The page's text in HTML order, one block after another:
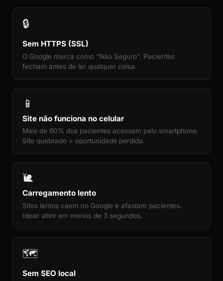
🔒
Sem HTTPS (SSL)
O Google marca como "Não Seguro". Pacientes
fecham antes de ler qualquer coisa.
📱
Site não funciona no celular
Mais de 60% dos pacientes acessam pelo smartphone.
Site quebrado = oportunidade perdida.
🐌
Carregamento lento
Sites lentos caem no Google e afastam pacientes.
Ideal: abrir em menos de 3 segundos.
🗺️
Sem SEO local